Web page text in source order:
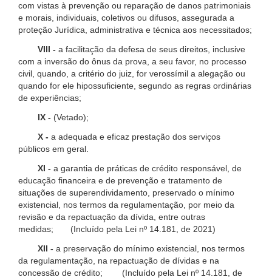
com vistas à prevenção ou reparação de danos patrimoniais
e morais, individuais, coletivos ou difusos, assegurada a
proteção Jurídica, administrativa e técnica aos necessitados;
VIII - a facilitação da defesa de seus direitos, inclusive
com a inversão do ônus da prova, a seu favor, no processo
civil, quando, a critério do juiz, for verossímil a alegação ou
quando for ele hipossuficiente, segundo as regras ordinárias
de experiências;
IX - (Vetado);
X - a adequada e eficaz prestação dos serviços
públicos em geral.
XI - a garantia de práticas de crédito responsável, de
educação financeira e de prevenção e tratamento de
situações de superendividamento, preservado o mínimo
existencial, nos termos da regulamentação, por meio da
revisão e da repactuação da dívida, entre outras
medidas; (Incluído pela Lei nº 14.181, de 2021)
XII - a preservação do mínimo existencial, nos termos
da regulamentação, na repactuação de dívidas e na
concessão de crédito; (Incluído pela Lei nº 14.181, de